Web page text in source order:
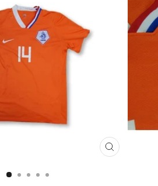
FERMER